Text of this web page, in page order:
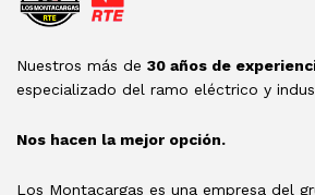
Nuestros más de 30 años de
especializado del ramo eléctrico y
Nos hacen la mejor opción.
Los Montacargas es una empresa del